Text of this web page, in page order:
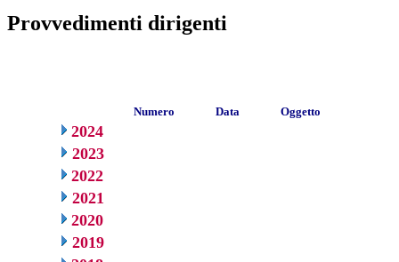
Provvedimenti dirigenti
Numero Data Oggetto
2024
2023
2022
2021
2020
2019